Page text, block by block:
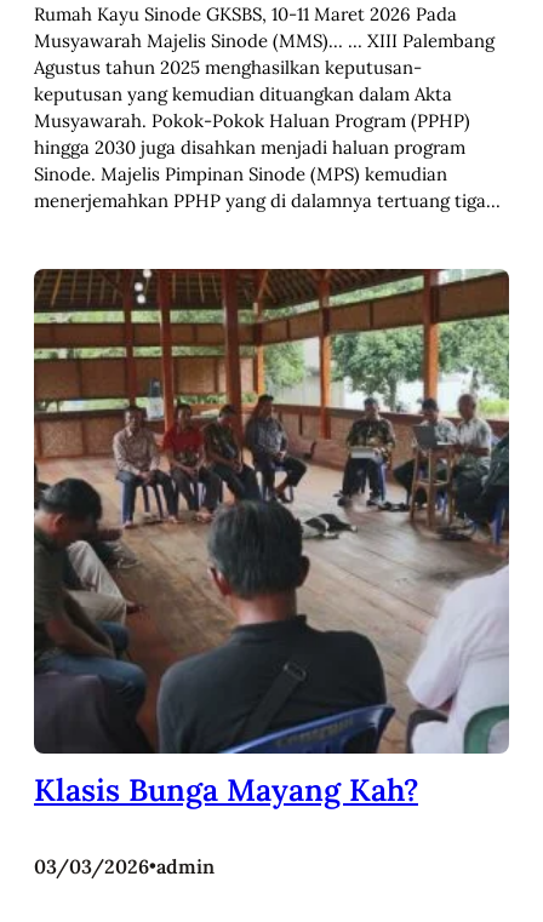
Rumah Kayu Sinode GKSBS, 10-11 Maret 2026 Pada
Musyawarah Majelis Sinode (MMS)… … XIII Palembang
Agustus tahun 2025 menghasilkan keputusan-
keputusan yang kemudian dituangkan dalam Akta
Musyawarah. Pokok-Pokok Haluan Program (PPHP)
hingga 2030 juga disahkan menjadi haluan program
Sinode. Majelis Pimpinan Sinode (MPS) kemudian
menerjemahkan PPHP yang di dalamnya tertuang tiga…
Klasis Bunga Mayang Kah?
03/03/2026•admin